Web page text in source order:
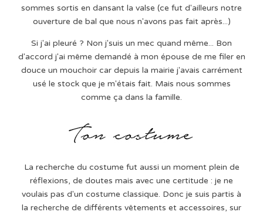
sommes sortis en dansant la valse (ce fut d'ailleurs notre
ouverture de bal que nous n'avons pas fait après...)
Si j'ai pleuré ? Non j'suis un mec quand même... Bon
d'accord j'ai même demandé à mon épouse de me filer en
douce un mouchoir car depuis la mairie j'avais carrément
usé le stock que je m'étais fait. Mais nous sommes
comme ça dans la famille.
La recherche du costume fut aussi un moment plein de
réflexions, de doutes mais avec une certitude : je ne
voulais pas d'un costume classique. Donc je suis partis à
la recherche de différents vêtements et accessoires, sur